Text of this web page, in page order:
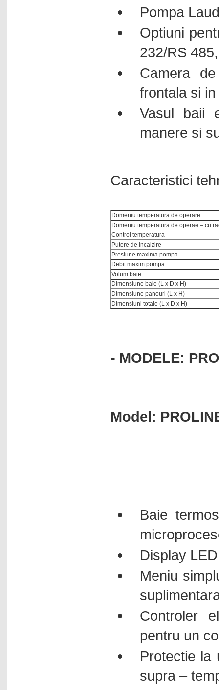
Pompa
Optiuni
232/RS
Camera
frontala si
Vasul baii
manere si
Caracteristici
Domeniu temperatura de operare
Domeniu temperatura de operae – cu
Control temperatura
Putere de incalzire
Presiune maxima pompa
Debit maxim pompa
Volum baie
Dimensiune baie (L x D x H)
Dimensiune panouri (L x H)
Dimensiuni totale (L x D x H)
- MODELE:
Model:
Baie
Display
Meniu
Controler
pentru un
Protectie la
supra –